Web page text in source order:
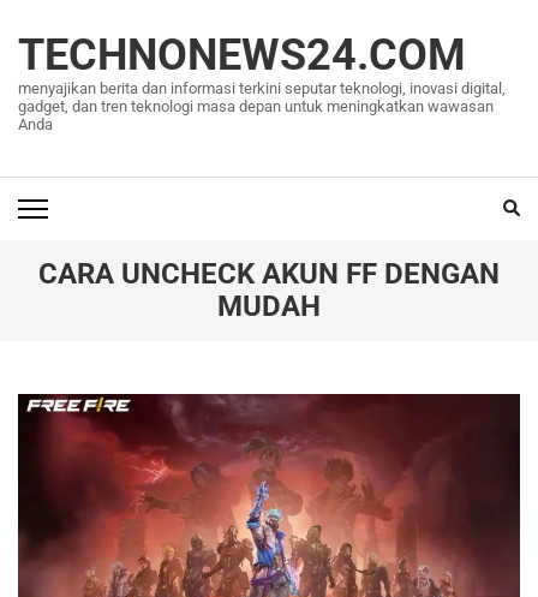
konten
(Tekan
Enter)
TECHNONEWS24.COM
menyajikan berita dan informasi terkini seputar teknologi, inovasi digital,
gadget, dan tren teknologi masa depan untuk meningkatkan wawasan
Anda
CARA UNCHECK AKUN FF DENGAN
MUDAH